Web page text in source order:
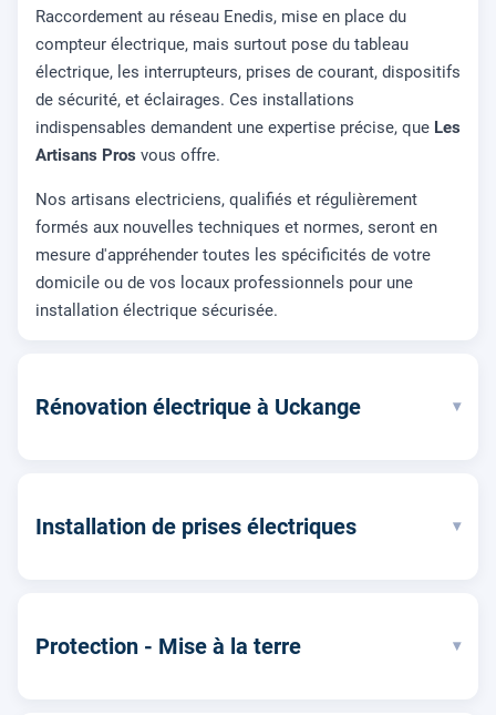
Raccordement au réseau Enedis, mise en place du
compteur électrique, mais surtout pose du tableau
électrique, les interrupteurs, prises de courant, dispositifs
de sécurité, et éclairages. Ces installations
indispensables demandent une expertise précise, que Les
Artisans Pros vous offre.
Nos artisans electriciens, qualifiés et régulièrement
formés aux nouvelles techniques et normes, seront en
mesure d'appréhender toutes les spécificités de votre
domicile ou de vos locaux professionnels pour une
installation électrique sécurisée.
Rénovation électrique à Uckange ▾
Installation de prises électriques ▾
Protection - Mise à la terre ▾